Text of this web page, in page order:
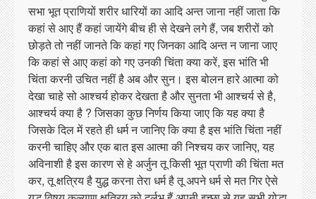
सभा भूत प्राणियों शरीर धारियों का आदि अन्त जाना नहीं जाता कि
कहां से आए हैं कहां जायेंगे बीच ही से देखने लगे हैं, जब शरीरों को
छोड़ते तो नहीं जानते कि कहां गए जिनका आदि अन्त न जाना जाए
कि कहां से आए कहां को गए उनकी चिंता क्या करें, इस भांति भी
चिंता करनी उचित नहीं है अब और सुन। इस बोलन हारे आत्मा को
देखा चाहे सो आश्चर्य होकर देखता है और सुनता भी आश्चर्य से है,
आश्चर्य क्या है ? जिसका कुछ निर्णय किया जाए कि यह क्या है
जिसके दिल में रहते ही धर्म न जानिए कि क्या है इस भांति चिंता नहीं
करनी चाहिए और एक बात इस आत्मा की निश्चय कर जानिए, यह
अविनाशी है इस कारण से हे अर्जुन तू किसी भूत प्राणी की चिंता मत
कर, तू क्षत्रिय है युद्ध करना तेरा धर्म है तू अपने धर्म से मत गिर ऐसे